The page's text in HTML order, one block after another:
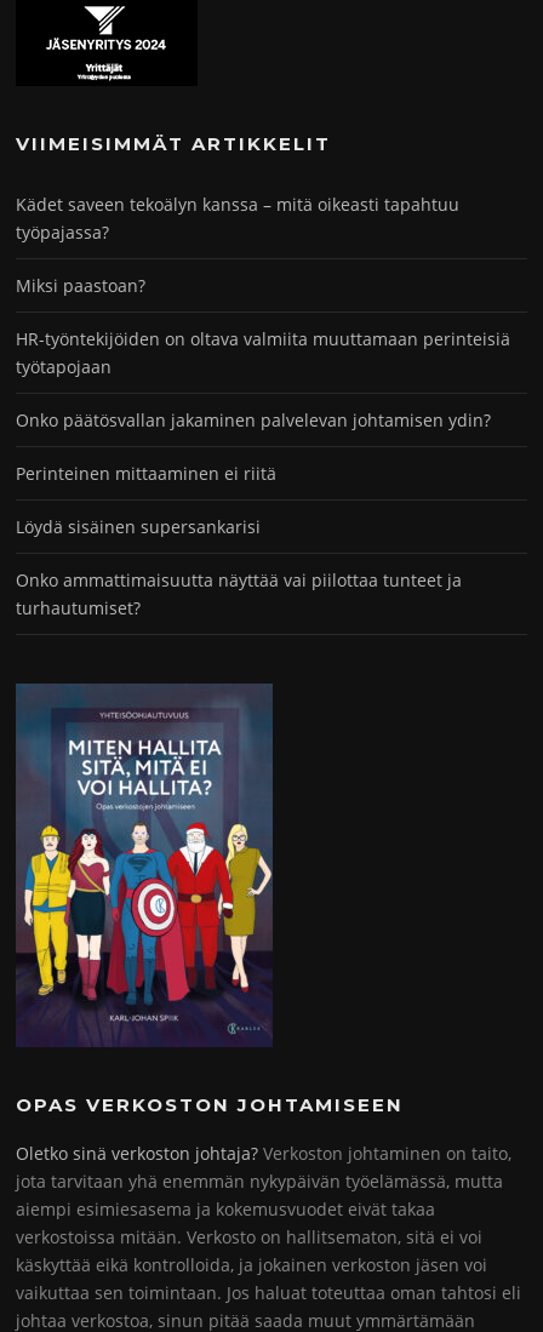
VIIMEISIMMÄT ARTIKKELIT
Kädet saveen tekoälyn kanssa – mitä oikeasti tapahtuu
työpajassa?
Miksi paastoan?
HR-työntekijöiden on oltava valmiita muuttamaan perinteisiä
työtapojaan
Onko päätösvallan jakaminen palvelevan johtamisen ydin?
Perinteinen mittaaminen ei riitä
Löydä sisäinen supersankarisi
Onko ammattimaisuutta näyttää vai piilottaa tunteet ja
turhautumiset?
OPAS VERKOSTON JOHTAMISEEN
Oletko sinä verkoston johtaja? Verkoston johtaminen on taito,
jota tarvitaan yhä enemmän nykypäivän työelämässä, mutta
aiempi esimiesasema ja kokemusvuodet eivät takaa
verkostoissa mitään. Verkosto on hallitsematon, sitä ei voi
käskyttää eikä kontrolloida, ja jokainen verkoston jäsen voi
vaikuttaa sen toimintaan. Jos haluat toteuttaa oman tahtosi eli
johtaa verkostoa, sinun pitää saada muut ymmärtämään